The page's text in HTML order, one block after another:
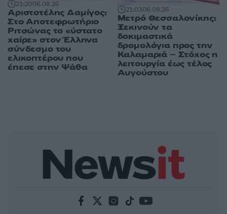
21:2006.08.26
Αριστοτέλης Δαμίγος:
Στο Αποτεφρωτήριο
Ριτσώνας το «ύστατο
χαίρε» στον Έλληνα
σύνδεσμο του
ελικοπτέρου που
έπεσε στην Ψάθα
21:0306.08.26
Μετρό Θεσσαλονίκης:
Ξεκινούν τα
δοκιμαστικά
δρομολόγια προς την
Καλαμαριά – Στόχος η
λειτουργία έως τέλος
Αυγούστου